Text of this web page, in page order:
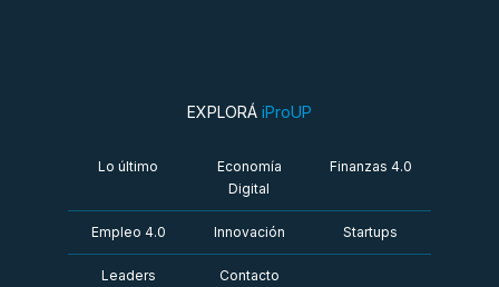
EXPLORÁ iProUP
Lo último
Economía
Digital
Finanzas 4.0
Empleo 4.0 Innovación Startups
Leaders Contacto